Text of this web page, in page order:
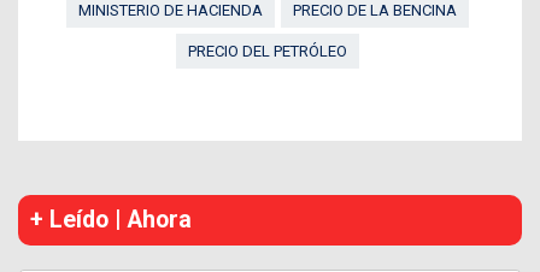
MINISTERIO DE HACIENDA PRECIO DE LA BENCINA
PRECIO DEL PETRÓLEO
+ Leído | Ahora